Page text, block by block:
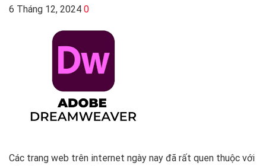
6 Tháng 12, 2024 0
Các trang web trên internet ngày nay đã rất quen thuộc với